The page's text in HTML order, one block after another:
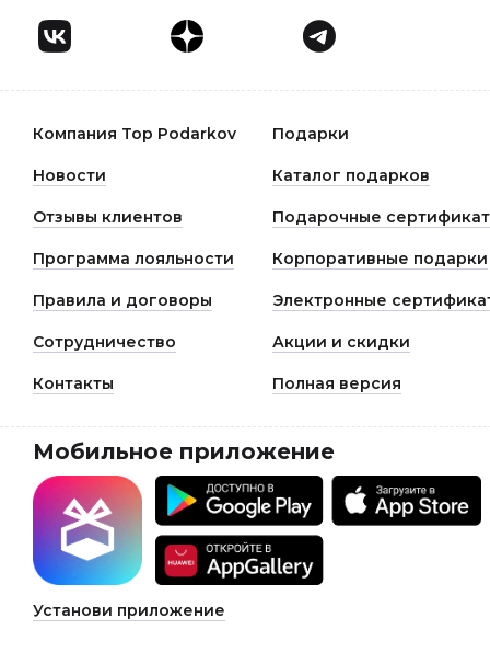
Компания Top Podarkov Подарки
Новости Каталог подарков
Отзывы клиентов Подарочные
Программа лояльности Корпоративные подарки
Правила и договоры Электронные
Сотрудничество Акции и скидки
Контакты Полная версия
Мобильное приложение
Установи приложение